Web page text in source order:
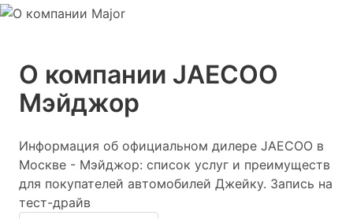
О компании JAECOO
Мэйджор
Информация об официальном дилере JAECOO в
Москве - Мэйджор: список услуг и преимуществ
для покупателей автомобилей Джейку. Запись на
тест-драйв